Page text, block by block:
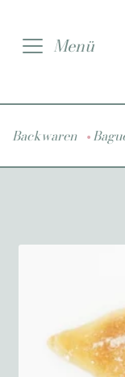
Navigation
InhaltMenü
Backwaren •